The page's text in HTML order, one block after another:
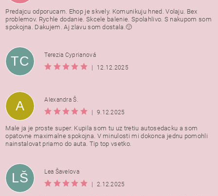
Predajcu odporucam. Ehop je skvely. Komunikuju hned. Volaju. Bex
problemov. Rychle dodanie. Skcele balenie. Spolahlivo. S nakupom som
spokojna. Dakujem. Aj zlavu som dostala.🙂
TC
Terezia Cyprianová
12.12.2025
A
Alexandra Š.
9.12.2025
Male ja je proste super. Kupila som tu uz tretiu autosedacku a som
opatovne maximalne spokojna. V minulosti mi dokonca jednu pomohli
nainstalovat priamo do auta. Tip top vsetko.
LŠ
Lea Šavelova
2.12.2025